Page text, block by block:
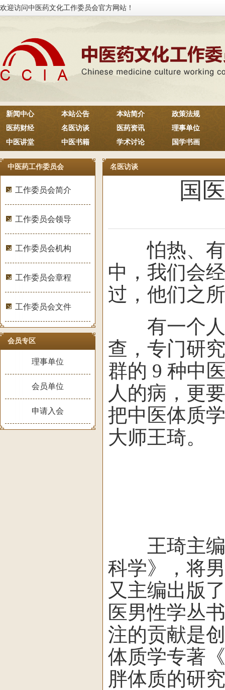
欢迎访问中医药文化工作委员会官方网站！
新闻中心 本站公告 本站简介
政策法规
医药财经
名医访谈 医药资讯
理事单位
中医讲堂
中医书籍 学术讨论 国学书画
中医药工作委员会
工作委员会简介
工作委员会领导
工作委员会机构
工作委员会章程
工作委员会文件
会员专区
理事单位
会员单位
申请入会
名医访谈
国
怕热、有
中，我们会
过，他们之
有一个人
查，专门研
群的 9 种中
人的病，更
把中医体质
大师王琦。
王琦主编
科学》，将
又主编出版
医男性学丛
注的贡献是
体质学专著
胖体质的研